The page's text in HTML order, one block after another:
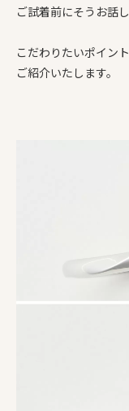
ご試着前にそうお話
こだわりたいポイン
ご紹介いたします。